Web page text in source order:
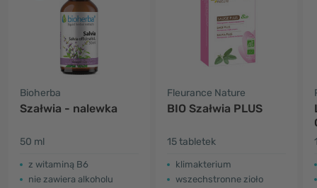
Bioherba
Szałwia - nalewka
50 ml
z witaminą B6
nie zawiera alkoholu
Fleurance Nature
BIO Szałwia PLUS
15 tabletek
klimakterium
wszechstronne zioło